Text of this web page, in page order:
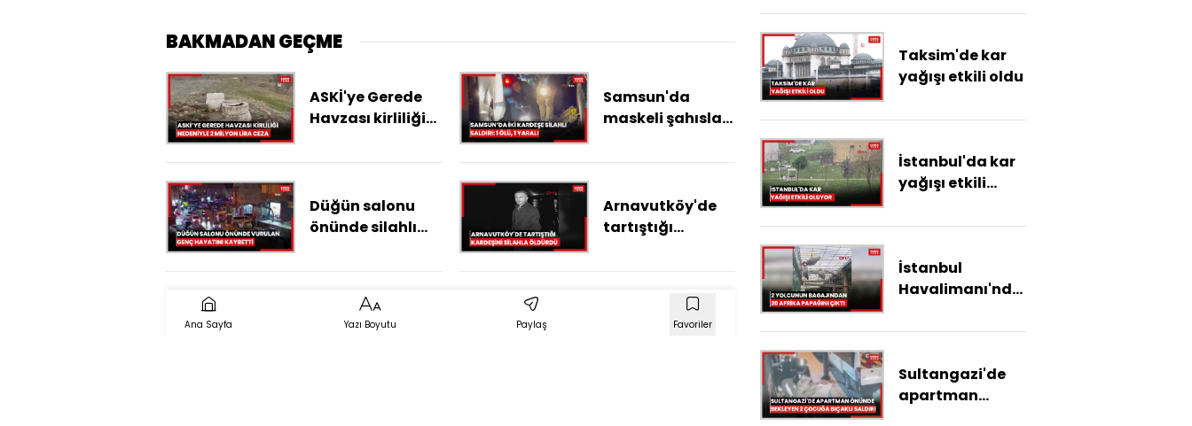
BAKMADAN GEÇME
ASKİ'ye Gerede
Havzası kirliliği
milyon lira ceza.
Samsun'da
maskeli şahıslar,
saldırı düzenledi:
Düğün salonu
önünde silahlı
uğrayan genç
Arnavutköy'de
tartıştığı
öldürdü
Ana Sayfa Yazı Boyutu Paylaş Favoriler
zehirlenen anne,
bebekleri öldü
Taksim'de kar
yağışı etkili oldu
İstanbul'da kar
yağışı etkili
İstanbul
Havalimanı'nda
bagajından 20
çıktı
Sultangazi'de
apartman